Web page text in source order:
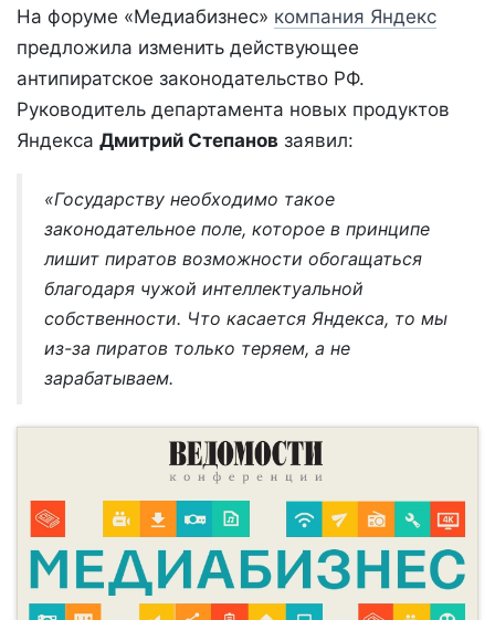
На форуме «Медиабизнес» компания Яндекс
предложила изменить действующее
антипиратское законодательство РФ.
Руководитель департамента новых продуктов
Яндекса Дмитрий Степанов заявил:
«Государству необходимо такое
законодательное поле, которое в принципе
лишит пиратов возможности обогащаться
благодаря чужой интеллектуальной
собственности. Что касается Яндекса, то мы
из-за пиратов только теряем, а не
зарабатываем.